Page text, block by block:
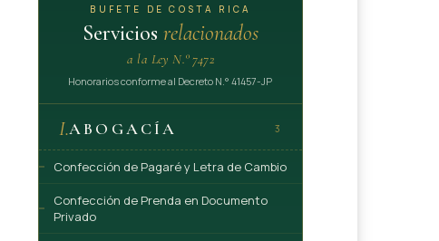
BUFETE DE COSTA RICA
Servicios relacionados
a la Ley N.° 7472
Honorarios conforme al Decreto N.° 41457-JP
I.ABOGACÍA 3
Confección de Pagaré y Letra de Cambio
Confección de Prenda en Documento
Privado